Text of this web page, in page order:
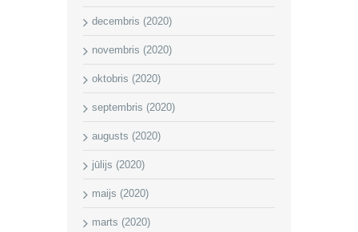
decembris (2020)
novembris (2020)
oktobris (2020)
septembris (2020)
augusts (2020)
jūlijs (2020)
maijs (2020)
marts (2020)